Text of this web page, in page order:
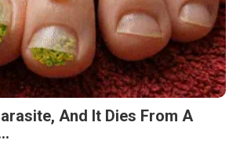
And It Dies From A